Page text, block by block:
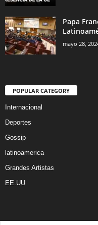
Papa
mayo 28,
POPULAR CATEGORY
Internacional
Deportes
Gossip
latinoamerica
Grandes Artistas
EE.UU